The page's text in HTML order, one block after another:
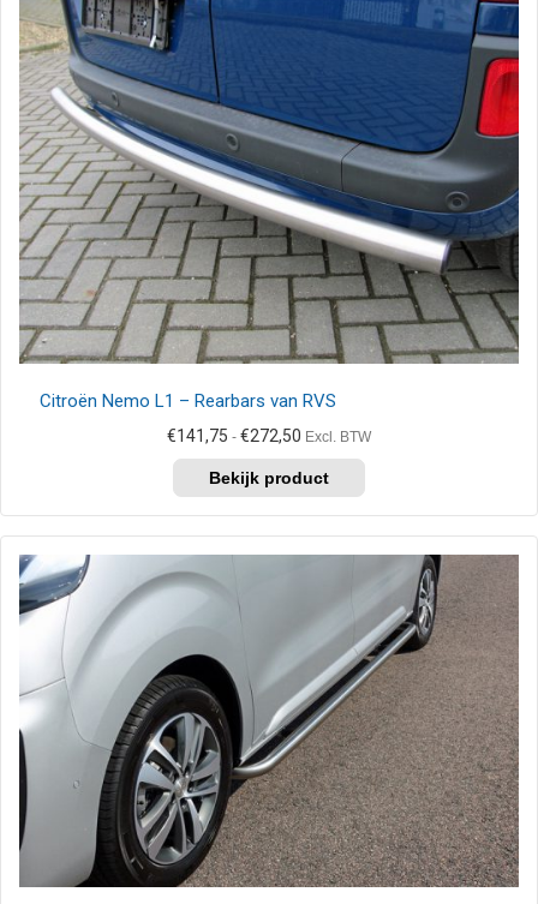
Citroën Nemo L1 – Rearbars van RVS
€141,75 - €272,50 Prijsklasse:
tot
€272,50
Excl. BTW
product
heeft
meerdere
gekozen
worden
op
de
productpagina